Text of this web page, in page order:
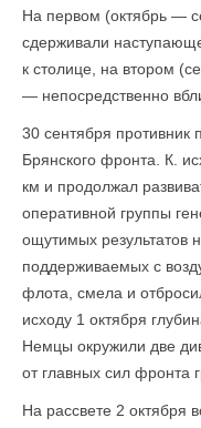
На первом (октябрь —
сдерживали
к столице, на втором
— непосредственно
30 сентября противник
Брянского фронта. К.
км и продолжал
оперативной группы
ощутимых результатов
поддерживаемых с
флота, смела и
исходу 1 октября
Немцы окружили две
от главных сил фронта
На рассвете 2 октября